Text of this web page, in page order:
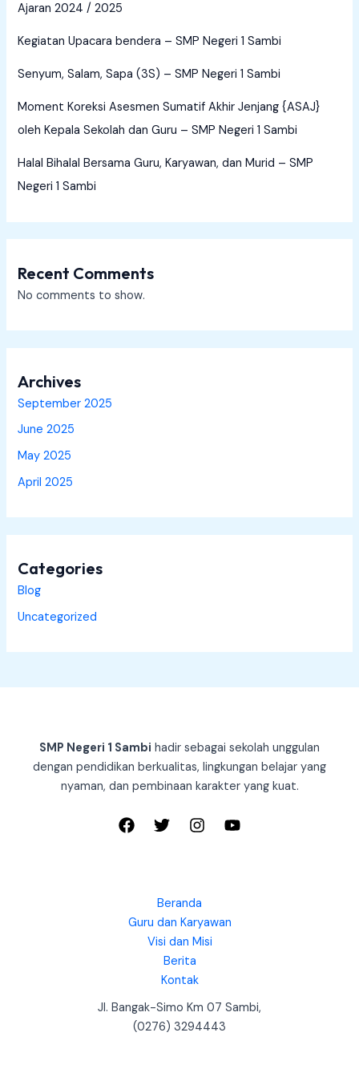
Ajaran 2024 / 2025
Kegiatan Upacara bendera – SMP Negeri 1 Sambi
Senyum, Salam, Sapa (3S) – SMP Negeri 1 Sambi
Moment Koreksi Asesmen Sumatif Akhir Jenjang {ASAJ}
oleh Kepala Sekolah dan Guru – SMP Negeri 1 Sambi
Halal Bihalal Bersama Guru, Karyawan, dan Murid – SMP
Negeri 1 Sambi
Recent Comments
No comments to show.
Archives
September 2025
June 2025
May 2025
April 2025
Categories
Blog
Uncategorized
SMP Negeri 1 Sambi hadir sebagai sekolah unggulan
dengan pendidikan berkualitas, lingkungan belajar yang
nyaman, dan pembinaan karakter yang kuat.
Beranda
Guru dan Karyawan
Visi dan Misi
Berita
Kontak
Jl. Bangak-Simo Km 07 Sambi,
(0276) 3294443